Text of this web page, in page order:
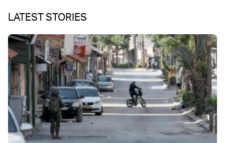
LATEST STORIES